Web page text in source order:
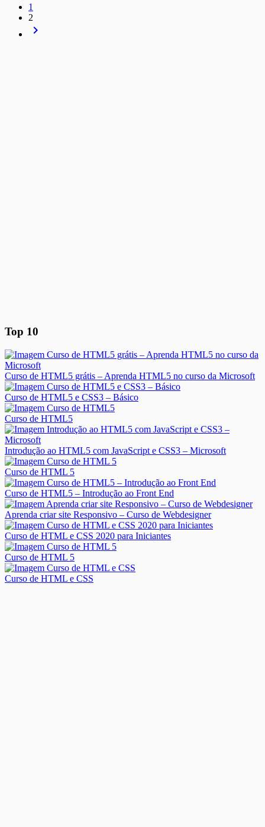
1
2
navigate_next
Top 10
Curso de HTML5 grátis – Aprenda HTML5 no curso da Microsoft
Curso de HTML5 e CSS3 – Básico
Curso de HTML5
Introdução ao HTML5 com JavaScript e CSS3 – Microsoft
Curso de HTML 5
Curso de HTML5 – Introdução ao Front End
Aprenda criar site Responsivo – Curso de Webdesigner
Curso de HTML e CSS 2020 para Iniciantes
Curso de HTML 5
Curso de HTML e CSS